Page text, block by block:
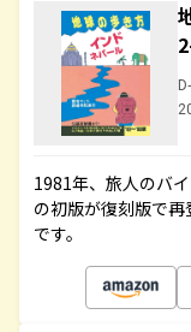
1981年、旅人のバ
の初版が復刻版で
です。